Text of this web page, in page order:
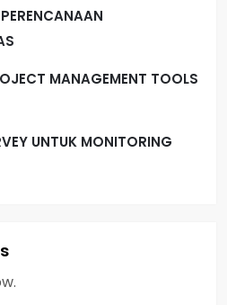
MANAGEMENT TOOLS
UNTUK MONITORING